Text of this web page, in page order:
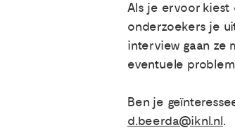
Als je ervoor kiest
onderzoekers je
interview gaan ze
eventuele
Ben je
d.beerda@iknl.nl.